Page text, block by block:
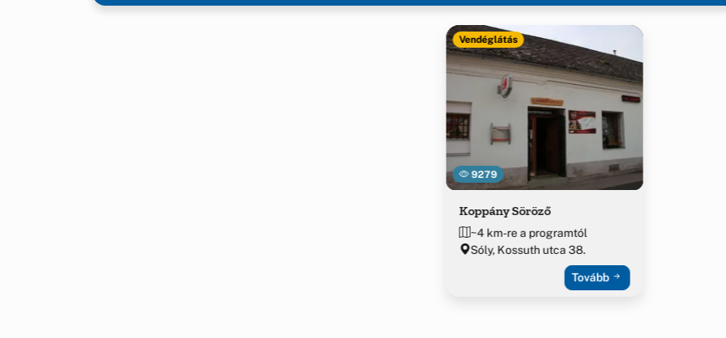
9279
Vendéglátás
Koppány Söröző
~4 km-re a programtól
Sóly, Kossuth utca 38.
Tovább